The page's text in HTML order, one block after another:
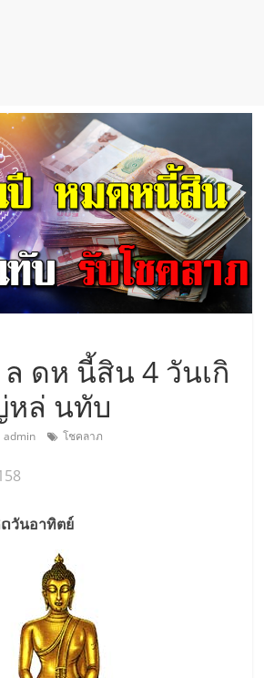
ดห นี้สิน 4 วันเกิ
ล่ นทับ
admin โชคลาภ
วันอาทิตย์